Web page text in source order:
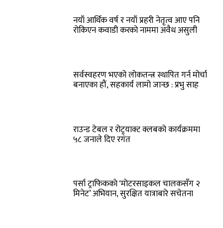
नयाँ आर्थिक वर्ष र नयाँ प्रहरी नेतृत्व आए पनि
रोकिएन कवाडी करको नाममा अवैध असुली
सर्वस्वहरण भएको लोकतन्त्र स्थापित गर्न मोर्चा
बनाएका हौं, सहकार्य लामो जान्छ : प्रभु साह
राउन्ड टेबल र रोट्र्याक्ट क्लबको कार्यक्रममा
५८ जनाले दिए रगत
पर्सा ट्राफिककाे ‘माेटरसाइकल चालकसँग २
मिनेट’ अभियान, सुरक्षित यात्राबारे सचेतना